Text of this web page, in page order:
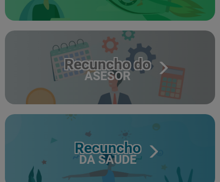
Recuncho do
ASESOR
Recuncho
DA SAÚDE